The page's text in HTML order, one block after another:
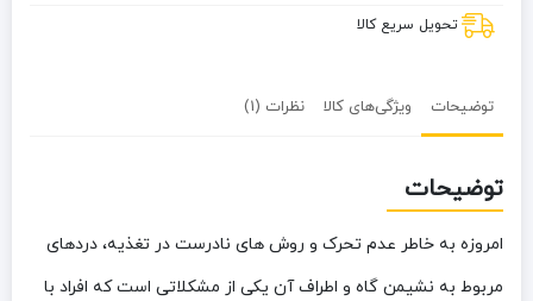
تحویل سریع کالا
توضیحات ویژگی‌های کالا نظرات (1)
توضیحات
امروزه به خاطر عدم تحرک و روش های نادرست در تغذیه، دردهای
مربوط به نشیمن گاه و اطراف آن یکی از مشکلاتی است که افراد با